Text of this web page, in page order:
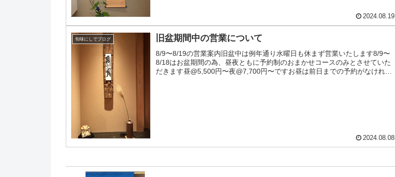
2024.08.19
旬味にしでブログ 旧盆期間中の営業について
8/9〜8/19の営業案内旧盆中は例年通り水曜日も休まず営業いたします8/9〜
8/18はお盆期間の為、昼夜ともに予約制のおまかせコースのみとさせていた
だきます昼@5,500円〜夜@7,700円〜ですお昼は前日までの予約がなければ
2024.08.08